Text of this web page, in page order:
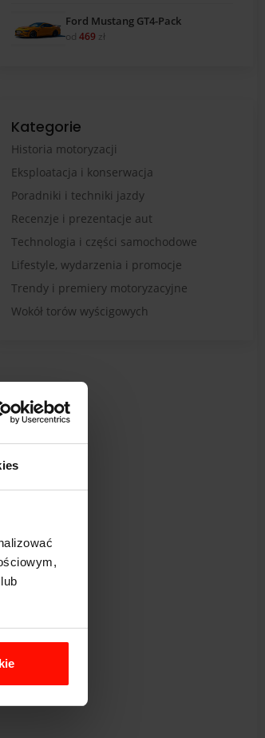
Ford Mustang GT4-Pack
od 469 zł
Kategorie
Historia motoryzacji
Eksploatacja i konserwacja
Poradniki i techniki jazdy
Recenzje i prezentacje aut
Technologia i części samochodowe
Lifestyle, wydarzenia i promocje
Trendy i premiery motoryzacyjne
Wokół torów wyścigowych